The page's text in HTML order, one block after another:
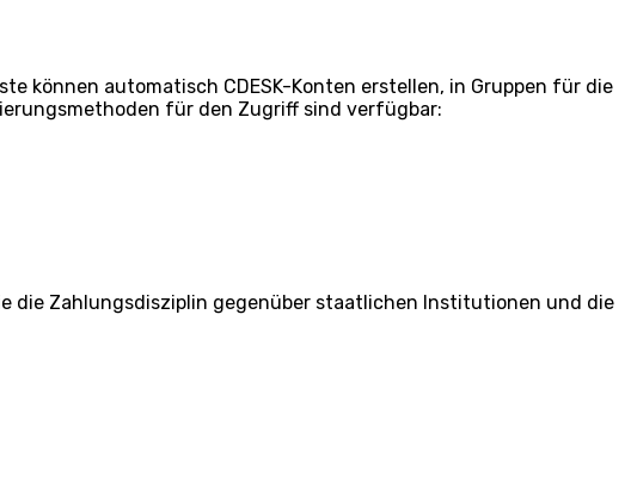
können automatisch CDESK-Konten erstellen, in Gruppen für die
für den Zugriff sind verfügbar:
die Zahlungsdisziplin gegenüber staatlichen Institutionen und die